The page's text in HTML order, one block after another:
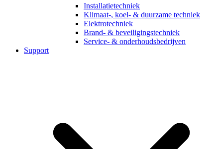
Installatietechniek
Klimaat-, koel- & duurzame techniek
Elektrotechniek
Brand- & beveiligingstechniek
Service- & onderhoudsbedrijven
Support